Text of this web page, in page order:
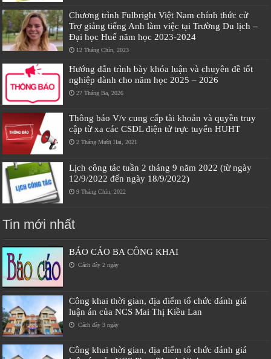
Chương trình Fulbright Việt Nam chính thức cử
Trợ giảng tiếng Anh làm việc tại Trường Du lịch –
Đại học Huế năm học 2023-2024
12 Tháng Chín, 2023
Hướng dẫn trình bày khóa luận và chuyên đề tốt
nghiệp dành cho năm học 2025 – 2026
27 Tháng Ba, 2026
Thông báo V/v cung cấp tài khoản và quyền truy
cập từ xa các CSDL điện tử trực tuyến HUHT
2 Tháng Mười Hai, 2021
Lịch công tác tuần 2 tháng 9 năm 2022 (từ ngày
12/9/2022 đến ngày 18/9/2022)
9 Tháng Chín, 2022
Tin mới nhất
BÁO CÁO BA CÔNG KHAI
Cách đây 2 ngày
Công khai thời gian, địa điểm tổ chức đánh giá
luận án của NCS Mai Thị Kiều Lan
Cách đây 3 ngày
Công khai thời gian, địa điểm tổ chức đánh giá